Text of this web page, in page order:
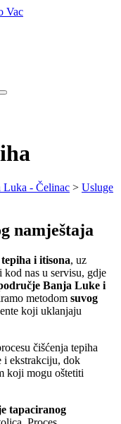
Vac
Luka - Čelinac > Usluge
namještaja
i itisona, uz
nas u servisu, gdje
Banja Luke i
metodom suvog
koji uklanjaju
čišćenja tepiha
i ekstrakciju, dok
koji mogu oštetiti
tapaciranog